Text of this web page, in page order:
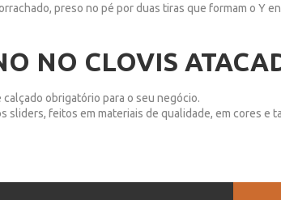
preso no pé por duas tiras que formam o Y
NO CLOVIS
obrigatório para o seu negócio.
sliders, feitos em materiais de qualidade, em cores e